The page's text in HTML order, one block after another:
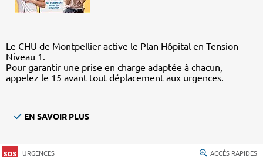
Le CHU de Montpellier active le Plan Hôpital en Tension –
Niveau 1.
Pour garantir une prise en charge adaptée à chacun,
appelez le 15 avant tout déplacement aux urgences.
EN SAVOIR PLUS
URGENCES ACCÈS RAPIDES